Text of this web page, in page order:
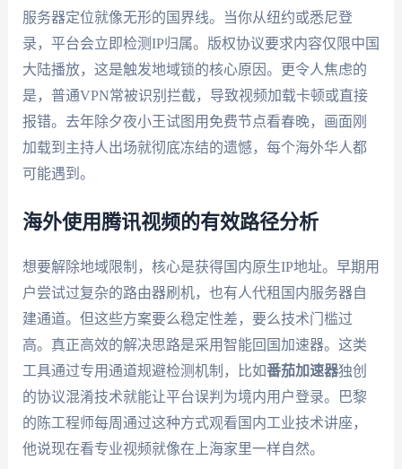
服务器定位就像无形的国界线。当你从纽约或悉尼登
录，平台会立即检测IP归属。版权协议要求内容仅限中国
大陆播放，这是触发地域锁的核心原因。更令人焦虑的
是，普通VPN常被识别拦截，导致视频加载卡顿或直接
报错。去年除夕夜小王试图用免费节点看春晚，画面刚
加载到主持人出场就彻底冻结的遗憾，每个海外华人都
可能遇到。
海外使用腾讯视频的有效路径分析
想要解除地域限制，核心是获得国内原生IP地址。早期用
户尝试过复杂的路由器刷机，也有人代租国内服务器自
建通道。但这些方案要么稳定性差，要么技术门槛过
高。真正高效的解决思路是采用智能回国加速器。这类
工具通过专用通道规避检测机制，比如番茄加速器独创
的协议混淆技术就能让平台误判为境内用户登录。巴黎
的陈工程师每周通过这种方式观看国内工业技术讲座，
他说现在看专业视频就像在上海家里一样自然。